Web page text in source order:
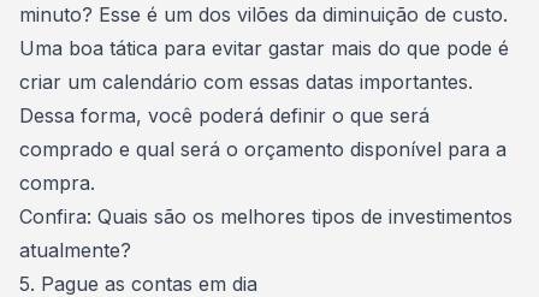
minuto? Esse é um dos vilões da diminuição de custo.
Uma boa tática para evitar gastar mais do que pode é
criar um calendário com essas datas importantes.
Dessa forma, você poderá definir o que será
comprado e qual será o orçamento disponível para a
compra.
Confira: Quais são os melhores tipos de investimentos
atualmente?
5. Pague as contas em dia